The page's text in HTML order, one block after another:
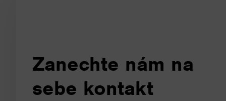
Zanechte nám na
sebe kontakt